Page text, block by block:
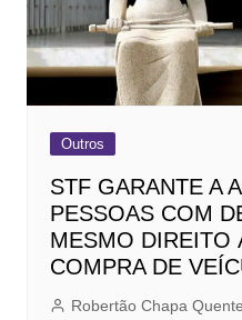
Outros
STF GARANTE A
PESSOAS COM
MESMO DIREITO
COMPRA DE
Robertão Chapa Quente